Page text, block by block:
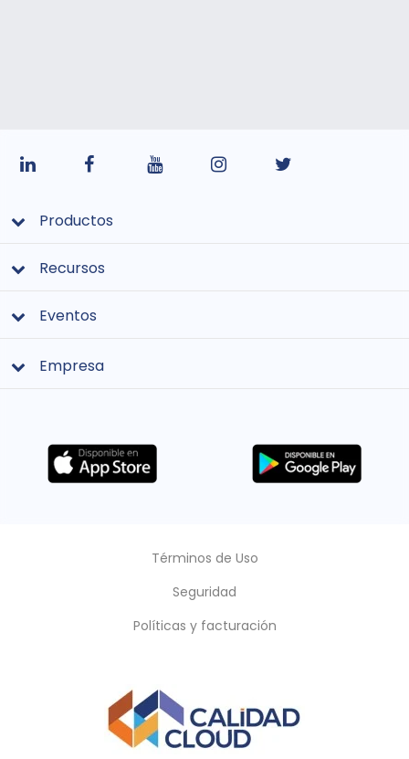
Productos
Recursos
Eventos
Empresa
Términos de Uso
Seguridad
Políticas y facturación